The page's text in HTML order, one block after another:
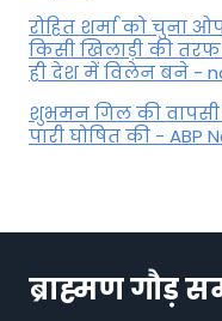
रोहित शर्मा को चुना
किसी खिलाड़ी की
ही देश में विलेन बने -
शुभमन गिल की वापसी
पारी घोषित की - ABP
ब्राह्मण गौड़